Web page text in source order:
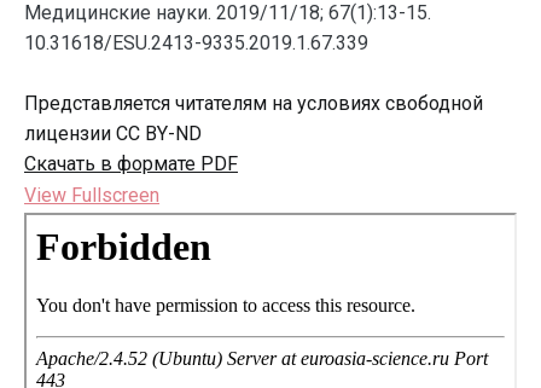
Медицинские науки. 2019/11/18; 67(1):13-15.
10.31618/ESU.2413-9335.2019.1.67.339
Представляется читателям на условиях свободной
лицензии CC BY-ND
Скачать в формате PDF
View Fullscreen
Перейти
содержимому